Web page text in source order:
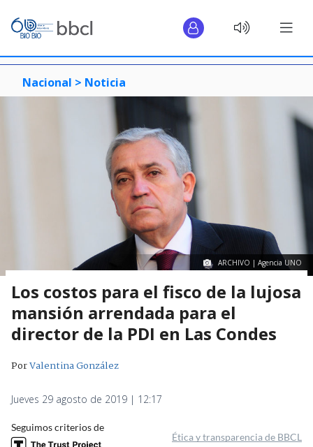
Nacional > Noticia
ARCHIVO | Agencia UNO
Los costos para el fisco de la lujosa
mansión arrendada para el
director de la PDI en Las Condes
PorValentina González
Jueves 29 agosto de 2019 | 12:17
Seguimos criterios de
Ética y transparencia de BBCL